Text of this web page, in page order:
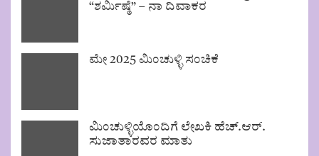
“ಶರ್ಮಿಷ್ಠೆ” – ನಾ ದಿವಾಕರ
ಮೇ 2025 ಮಿಂಚುಳ್ಳಿ ಸಂಚಿಕೆ
ಮಿಂಚುಳ್ಳಿಯೊಂದಿಗೆ ಲೇಖಕಿ ಹೆಚ್.ಆರ್.
ಸುಜಾತಾರವರ ಮಾತು